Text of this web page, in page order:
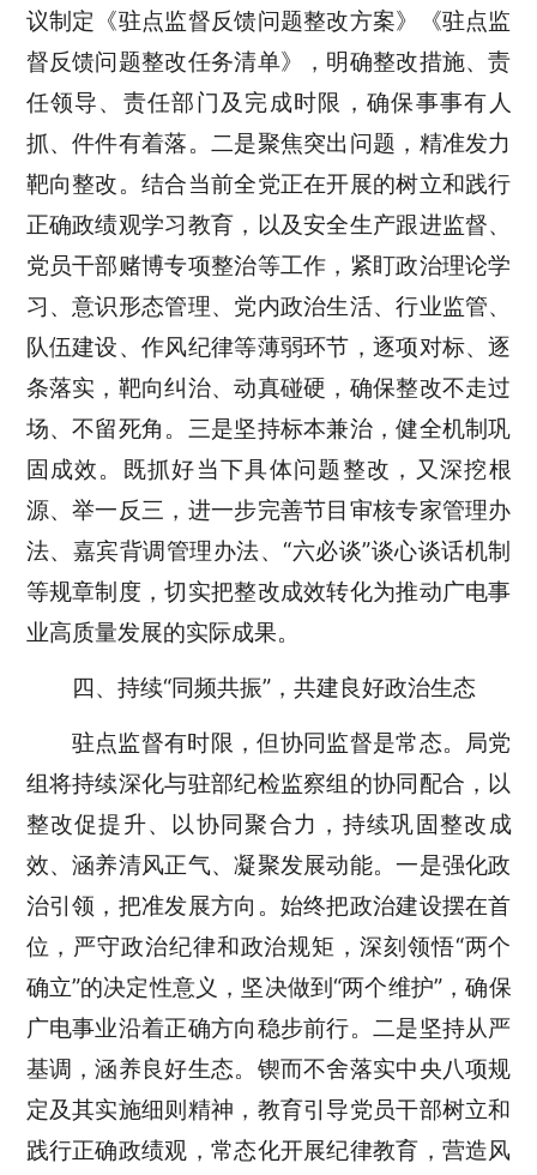
议制定《驻点监督反馈问题整改方案》《驻点监
督反馈问题整改任务清单》，明确整改措施、责
任领导、责任部门及完成时限，确保事事有人
抓、件件有着落。二是聚焦突出问题，精准发力
靶向整改。结合当前全党正在开展的树立和践行
正确政绩观学习教育，以及安全生产跟进监督、
党员干部赌博专项整治等工作，紧盯政治理论学
习、意识形态管理、党内政治生活、行业监管、
队伍建设、作风纪律等薄弱环节，逐项对标、逐
条落实，靶向纠治、动真碰硬，确保整改不走过
场、不留死角。三是坚持标本兼治，健全机制巩
固成效。既抓好当下具体问题整改，又深挖根
源、举一反三，进一步完善节目审核专家管理办
法、嘉宾背调管理办法、“六必谈”谈心谈话机制
等规章制度，切实把整改成效转化为推动广电事
业高质量发展的实际成果。
四、持续“同频共振”，共建良好政治生态
驻点监督有时限，但协同监督是常态。局党
组将持续深化与驻部纪检监察组的协同配合，以
整改促提升、以协同聚合力，持续巩固整改成
效、涵养清风正气、凝聚发展动能。一是强化政
治引领，把准发展方向。始终把政治建设摆在首
位，严守政治纪律和政治规矩，深刻领悟“两个
确立”的决定性意义，坚决做到“两个维护”，确保
广电事业沿着正确方向稳步前行。二是坚持从严
基调，涵养良好生态。锲而不舍落实中央八项规
定及其实施细则精神，教育引导党员干部树立和
践行正确政绩观，常态化开展纪律教育，营造风